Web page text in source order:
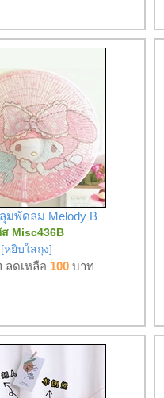
มพัดลม Melody B
Misc436B
[หยิบใส่ถุง]
ลดเหลือ 100 บาท